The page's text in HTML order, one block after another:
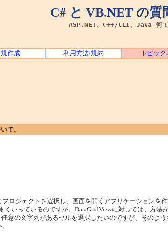
C# と VB.NET の質
ASP.NET、C++/CLI、Java 何
規作成 利用方法/規約 トピッ
て。
ロジェクトを選択し、画面を開くアプリケーションを作
くいっているのですが、DataGridViewに対しては、方法
意の文字列があるセルを選択したいのですが、そのよ